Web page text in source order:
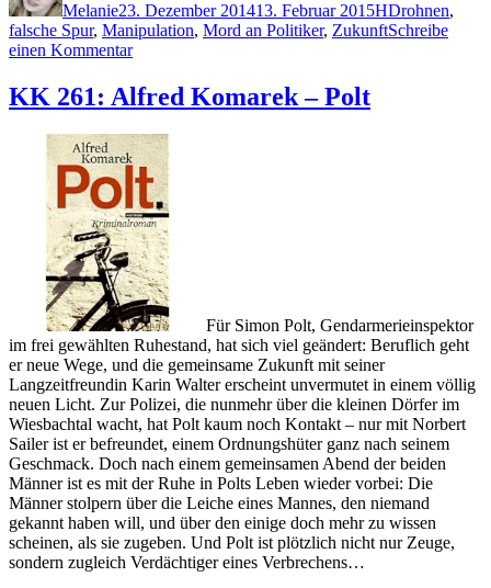
Melanie23. Dezember 201413. Februar 2015HDrohnen,
falsche Spur, Manipulation, Mord an Politiker, ZukunftSchreibe
einen Kommentarzu
Tom
Hillenbrand
Drohnenland
KK 261: Alfred Komarek – Polt
Für Simon Polt, Gendarmerieinspektor
im frei gewählten Ruhestand, hat sich viel geändert: Beruflich geht
er neue Wege, und die gemeinsame Zukunft mit seiner
Langzeitfreundin Karin Walter erscheint unvermutet in einem völlig
neuen Licht. Zur Polizei, die nunmehr über die kleinen Dörfer im
Wiesbachtal wacht, hat Polt kaum noch Kontakt – nur mit Norbert
Sailer ist er befreundet, einem Ordnungshüter ganz nach seinem
Geschmack. Doch nach einem gemeinsamen Abend der beiden
Männer ist es mit der Ruhe in Polts Leben wieder vorbei: Die
Männer stolpern über die Leiche eines Mannes, den niemand
gekannt haben will, und über den einige doch mehr zu wissen
scheinen, als sie zugeben. Und Polt ist plötzlich nicht nur Zeuge,
sondern zugleich Verdächtiger eines Verbrechens…